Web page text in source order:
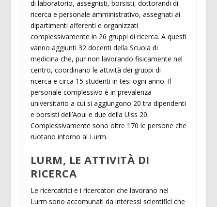
di laboratorio, assegnisti, borsisti, dottorandi di
ricerca e personale amministrativo, assegnati ai
dipartimenti afferenti e organizzati
complessivamente in 26 gruppi di ricerca. A questi
vanno aggiunti 32 docenti della Scuola di
medicina che, pur non lavorando fisicamente nel
centro, coordinano le attività dei gruppi di
ricerca e circa 15 studenti in tesi ogni anno. Il
personale complessivo è in prevalenza
universitario a cui si aggiungono 20 tra dipendenti
e borsisti dell’Aoui e due della Ulss 20.
Complessivamente sono oltre 170 le persone che
ruotano intorno al Lurm.
LURM, LE ATTIVITÀ DI
RICERCA
Le ricercatrici e i ricercatori che lavorano nel
Lurm sono accomunati da interessi scientifici che